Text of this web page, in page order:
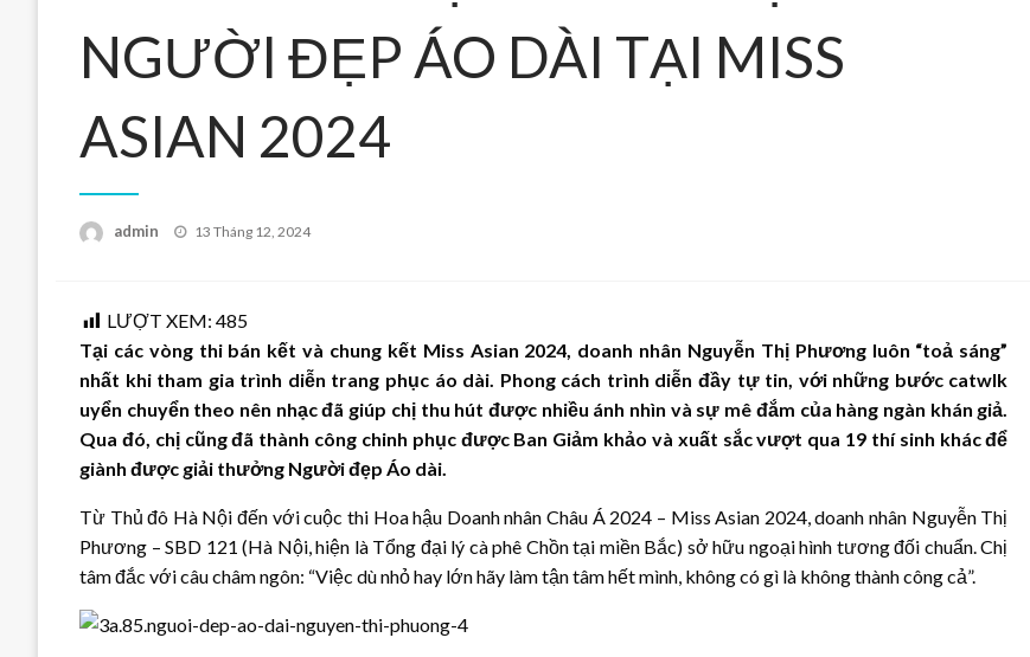
NGƯỜI ĐẸP ÁO DÀI TẠI MISS
ASIAN 2024
admin
Posted
13 Tháng 12, 2024
LƯỢT XEM: 485
Tại các vòng thi bán kết và chung kết Miss Asian 2024, doanh nhân Nguyễn Thị Phương luôn “toả sáng”
nhất khi tham gia trình diễn trang phục áo dài. Phong cách trình diễn đầy tự tin, với những bước catwlk
uyển chuyển theo nên nhạc đã giúp chị thu hút được nhiều ánh nhìn và sự mê đắm của hàng ngàn khán giả.
Qua đó, chị cũng đã thành công chinh phục được Ban Giảm khảo và xuất sắc vượt qua 19 thí sinh khác để
giành được giải thưởng Người đẹp Áo dài.
Từ Thủ đô Hà Nội đến với cuộc thi Hoa hậu Doanh nhân Châu Á 2024 – Miss Asian 2024, doanh nhân Nguyễn Thị
Phương – SBD 121 (Hà Nội, hiện là Tổng đại lý cà phê Chồn tại miền Bắc) sở hữu ngoại hình tương đối chuẩn. Chị
tâm đắc với câu châm ngôn: “Việc dù nhỏ hay lớn hãy làm tận tâm hết mình, không có gì là không thành công cả”.